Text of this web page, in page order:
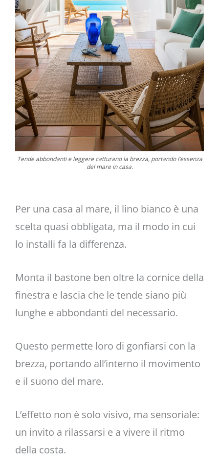
Tende abbondanti e leggere catturano la brezza, portando l’essenza
del mare in casa.
Per una casa al mare, il lino bianco è una
scelta quasi obbligata, ma il modo in cui
lo installi fa la differenza.
Monta il bastone ben oltre la cornice della
finestra e lascia che le tende siano più
lunghe e abbondanti del necessario.
Questo permette loro di gonfiarsi con la
brezza, portando all’interno il movimento
e il suono del mare.
L’effetto non è solo visivo, ma sensoriale:
un invito a rilassarsi e a vivere il ritmo
della costa.